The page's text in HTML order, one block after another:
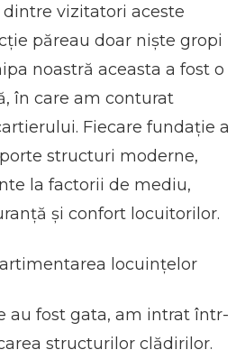
vizitatori aceste
păreau doar niște gropi
noastră aceasta a fost o
în care am conturat
Fiecare fundație a
structuri moderne,
la factorii de mediu,
și confort locuitorilor.
locuințelor
au fost gata, am intrat într-
structurilor clădirilor.